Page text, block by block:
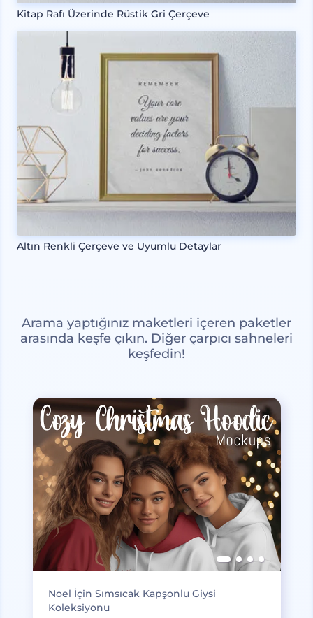
Kitap Rafı Üzerinde Rüstik Gri Çerçeve
Altın Renkli Çerçeve ve Uyumlu Detaylar
Arama yaptığınız maketleri içeren paketler
arasında keşfe çıkın. Diğer çarpıcı sahneleri
keşfedin!
Noel İçin Sımsıcak Kapşonlu Giysi
Koleksiyonu